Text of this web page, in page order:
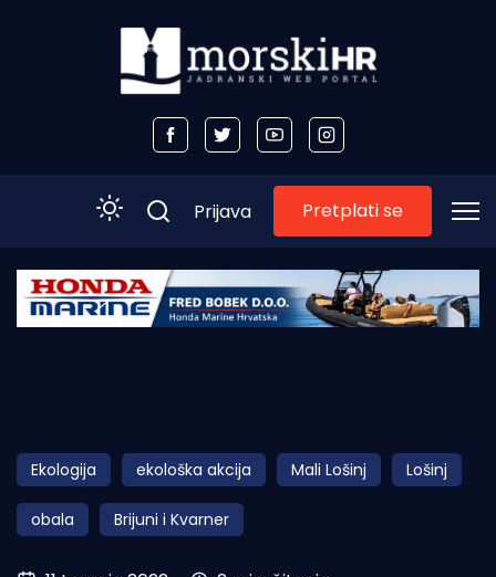
Početna
Obala
Otoci
Turizam i nautika
Prijava Pretplati se
Ekologija ekološka akcija Mali Lošinj Lošinj
obala Brijuni i Kvarner